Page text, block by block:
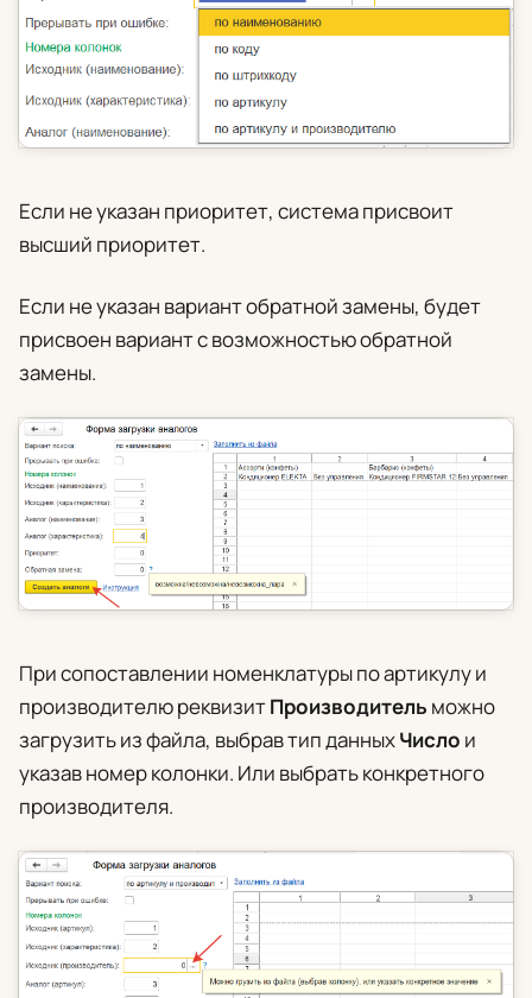
Если не указан приоритет, система присвоит
высший приоритет.
Если не указан вариант обратной замены, будет
присвоен вариант с возможностью обратной
замены.
При сопоставлении номенклатуры по артикулу и
производителю реквизитПроизводитель можно
загрузить из файла, выбрав тип данныхЧисло и
указав номер колонки. Или выбрать конкретного
производителя.